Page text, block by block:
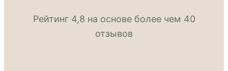
Рейтинг 4,8 на основе более чем 40
отзывов